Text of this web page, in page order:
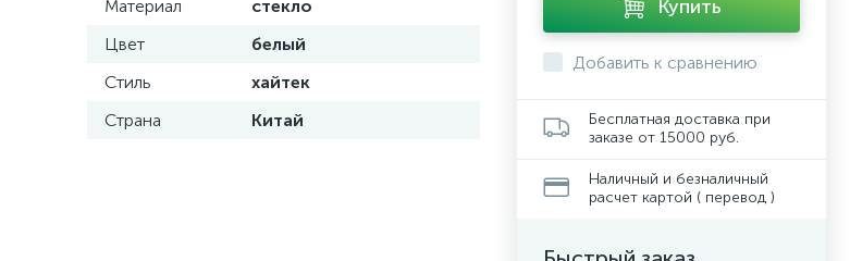
Материал
стекло
Цвет
белый
Стиль
хайтек
Страна
Китай
Купить
Добавить к сравнению
Бесплатная доставка при
заказе от 15000 руб.
Наличный и безналичный
расчет картой ( перевод )